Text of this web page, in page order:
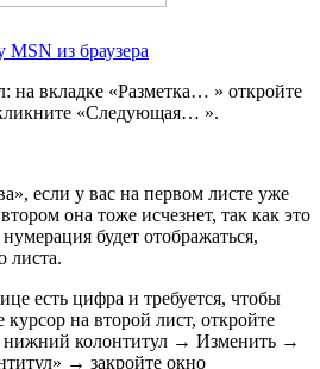
MSN из браузера
на вкладке «Разметка… » откройте
«Следующая… ».
если у вас на первом листе уже
она тоже исчезнет, так как это
будет отображаться,
листа.
есть цифра и требуется, чтобы
на второй лист, откройте
колонтитул → Изменить →
→ закройте окно